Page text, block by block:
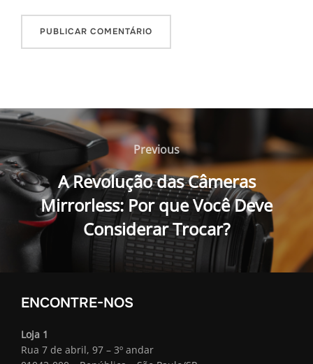
Navegação
de
Post
Previous
Previous
A Revolução das Câmeras
Mirrorless: Por que Você Deve
Considerar Trocar?
ENCONTRE-NOS
Loja 1
Rua 7 de abril, 97 – 3º andar